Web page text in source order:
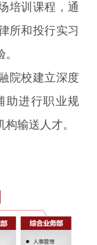
培训课程，通
所和投行实习
院校建立深度
助进行职业规
输送人才。